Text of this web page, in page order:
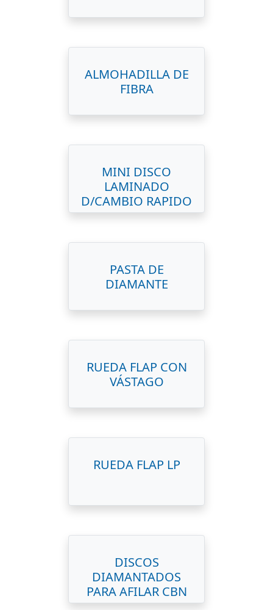
ALMOHADILLA DE
FIBRA
MINI DISCO
LAMINADO
D/CAMBIO RAPIDO
PASTA DE
DIAMANTE
RUEDA FLAP CON
VÁSTAGO
RUEDA FLAP LP
DISCOS
DIAMANTADOS
PARA AFILAR CBN